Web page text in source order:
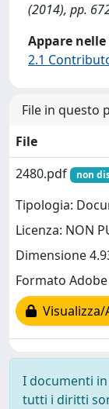
(2014), pp.
Appare
2.1
File in questo
File
2480.pdf
non
Tipologia:
Licenza: NON
Dimensione
Formato Adobe
Visualizza/
I documenti
tutti i diritti